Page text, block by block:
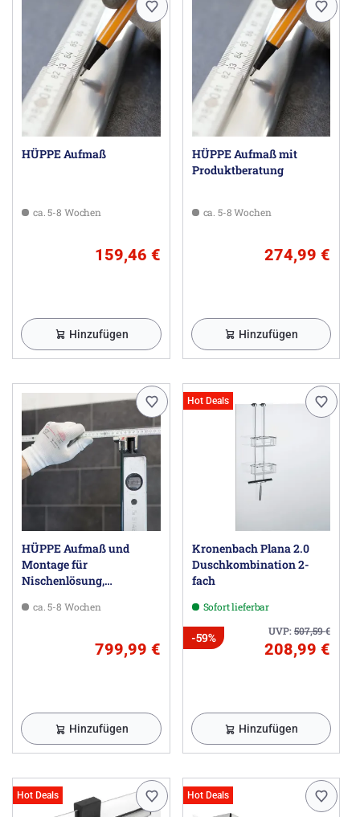
Made in Germany
im Lieferumfang enthalten: Befestigungsmaterial,
Montageanleitung
10-jährige Nachkaufgarantie auf Verschleißteile nach
Erwerb des Produktes
Qualitätssicherungssystem zertifiziert nach DIN EN
ISO 9001:2015
Energiemanagement zertifiziert nach DIN EN
50001:2011
bei Maßanfertigung sind Schräge/Ausschnitt im 2.
Bei der Glasvariante "Spiegelglas" bitte angeben, welches
Herstellerinformationen
DE, hueppe@hueppe.com
HÜPPE Aufmaß
ca. 5-8 Wochen
159,46 €
Hinzufügen
HÜPPE Aufmaß mit
Produktberatung
ca. 5-8 Wochen
274,99 €
Hinzufügen
HÜPPE Aufmaß und
Montage für
Nischenlösung,
Badewannenmodelle
ca. 5-8 Wochen
799,99 €
Hinzufügen
Hot Deals
Kronenbach Plana 2.0
Duschkombination 2-
fach
Sofort lieferbar
UVP:507,59€
-59%
208,99 €
Hinzufügen
Hot Deals Hot Deals